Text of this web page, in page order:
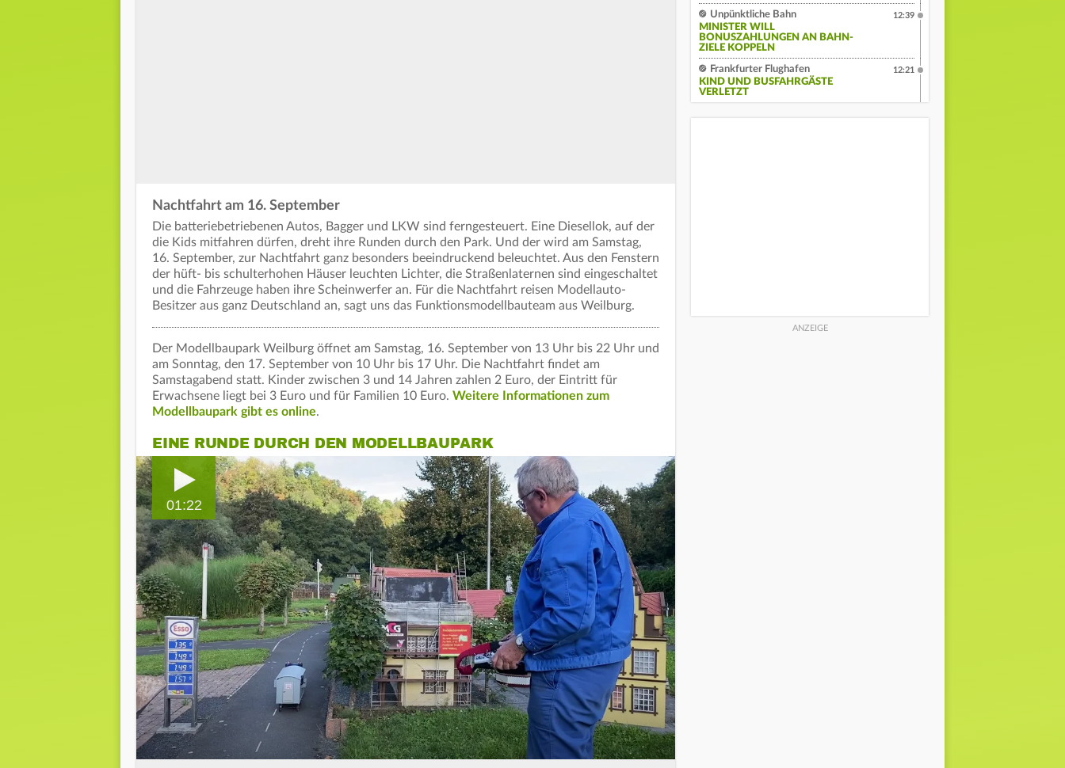
Nachtfahrt am 16. September
Die batteriebetriebenen Autos, Bagger und LKW sind ferngesteuert. Eine Diesellok, auf der
die Kids mitfahren dürfen, dreht ihre Runden durch den Park. Und der wird am Samstag,
16. September, zur Nachtfahrt ganz besonders beeindruckend beleuchtet. Aus den Fenstern
der hüft- bis schulterhohen Häuser leuchten Lichter, die Straßenlaternen sind eingeschaltet
und die Fahrzeuge haben ihre Scheinwerfer an. Für die Nachtfahrt reisen Modellauto-
Besitzer aus ganz Deutschland an, sagt uns das Funktionsmodellbauteam aus Weilburg.
Der Modellbaupark Weilburg öffnet am Samstag, 16. September von 13 Uhr bis 22 Uhr und
am Sonntag, den 17. September von 10 Uhr bis 17 Uhr. Die Nachtfahrt findet am
Samstagabend statt. Kinder zwischen 3 und 14 Jahren zahlen 2 Euro, der Eintritt für
Erwachsene liegt bei 3 Euro und für Familien 10 Euro. Weitere Informationen zum
Modellbaupark gibt es online.
EINE RUNDE DURCH DEN MODELLBAUPARK
01:22
Unpünktliche Bahn
MINISTER WILL
BONUSZAHLUNGEN AN BAHN-
ZIELE KOPPELN
12:39
Frankfurter Flughafen
KIND UND BUSFAHRGÄSTE
VERLETZT
12:21